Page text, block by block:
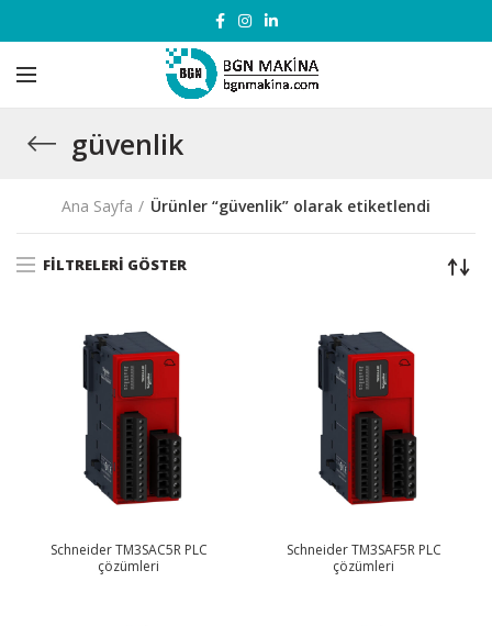
güvenlik
Ana Sayfa Ürünler “güvenlik” olarak etiketlendi
FILTRELERI GÖSTER
Schneider TM3SAC5R PLC
çözümleri
Schneider TM3SAF5R PLC
çözümleri